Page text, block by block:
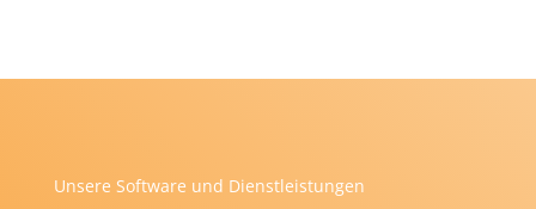
Unsere Software und Dienstleistungen